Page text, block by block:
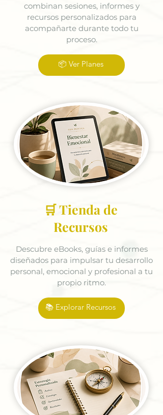
combinan sesiones, informes y
recursos personalizados para
acompañarte durante todo tu
proceso.
📦 Ver Planes
🛒 Tienda de
Recursos
Descubre eBooks, guías e informes
diseñados para impulsar tu desarrollo
personal, emocional y profesional a tu
propio ritmo.
📚 Explorar Recursos